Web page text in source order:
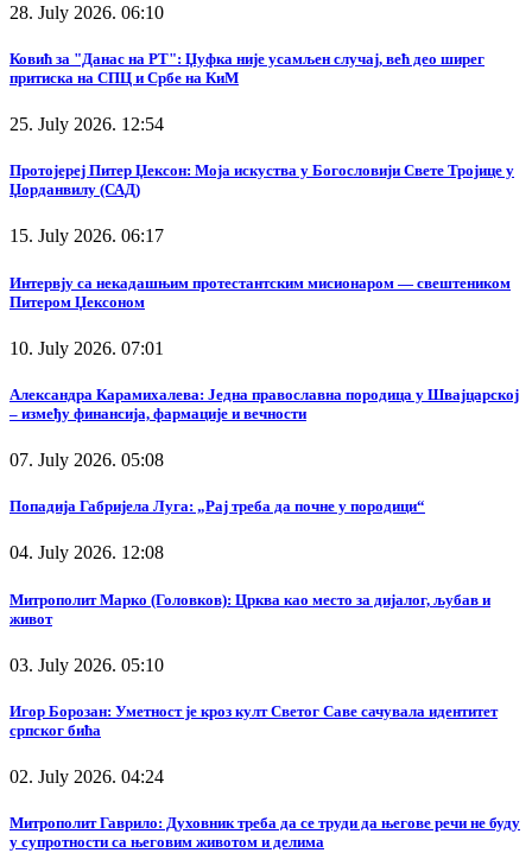
28. July 2026. 06:10
Ковић за "Данас на РТ": Џуфка није усамљен случај, већ део ширег
притиска на СПЦ и Србе на КиМ
25. July 2026. 12:54
Протојереј Питер Џексон: Моја искуства у Богословији Свете Тројице у
Џорданвилу (САД)
15. July 2026. 06:17
Интервју са некадашњим протестантским мисионаром — свештеником
Питером Џексоном
10. July 2026. 07:01
Александра Карамихалева: Једна православна породица у Швајцарској
– између финансија, фармације и вечности
07. July 2026. 05:08
Попадија Габријела Луга: „Рај треба да почне у породици“
04. July 2026. 12:08
Митрополит Марко (Головков): Црква као место за дијалог, љубав и
живот
03. July 2026. 05:10
Игор Борозан: Уметност је кроз култ Светог Саве сачувала идентитет
српског бића
02. July 2026. 04:24
Митрополит Гаврило: Духовник треба да се труди да његове речи не буду
у супротности са његовим животом и делима